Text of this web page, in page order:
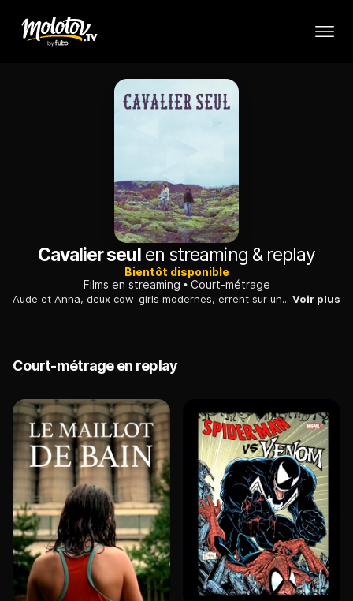
Cavalier seulen streaming & replay
Bientôt disponible
Films en streaming
Court-métrage
Aude et Anna, deux cow-girls modernes, errent sur une terre imaginaire. Encombrées par les mots, elles tentent de dialoguer, mais tournent en rond. Voir plus
Court-métrage en replay